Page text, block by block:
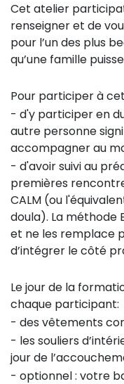
Cet atelier
renseigner et de
pour l’un des plus
qu’une famille
Pour participer à
- d'y participer en
autre personne
accompagner au
- d'avoir suivi au
premières
CALM (ou
doula). La
et ne les remplace
d’intégrer le côté
Le jour de la
chaque participant:
- des vêtements
- les souliers
jour de
- optionnel : votre